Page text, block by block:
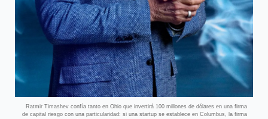
Ratmir Timashev confía tanto en Ohio que invertirá 100 millones de dólares en una firma
de capital riesgo con una particularidad: si una startup se establece en Columbus, la firma